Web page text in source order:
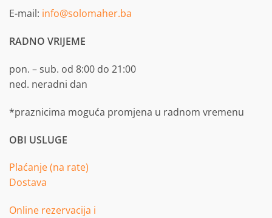
E-mail: info@solomaher.ba
RADNO VRIJEME
pon. – sub. od 8:00 do 21:00
ned. neradni dan
*praznicima moguća promjena u radnom vremenu
OBI USLUGE
Plaćanje (na rate)
Dostava
Online rezervacija i